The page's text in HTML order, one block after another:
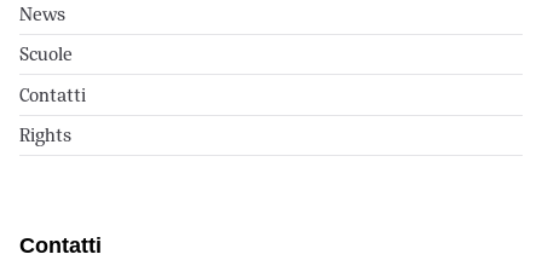
News
Scuole
Contatti
Rights
Contatti